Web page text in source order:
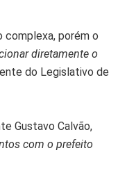
porém o
diretamente o
do Legislativo de
Gustavo Calvão,
com o prefeito